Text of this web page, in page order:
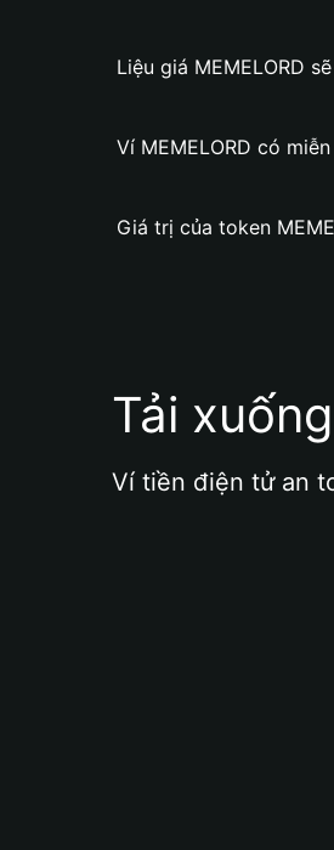
Liệu giá MEMELORD
Ví MEMELORD có
Giá trị của token
Tải
Ví tiền điện tử an